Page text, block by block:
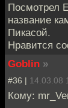
Посмотрел
название
Пикасой.
Нравится
Goblin »
#36 | 14.03.08
Кому: